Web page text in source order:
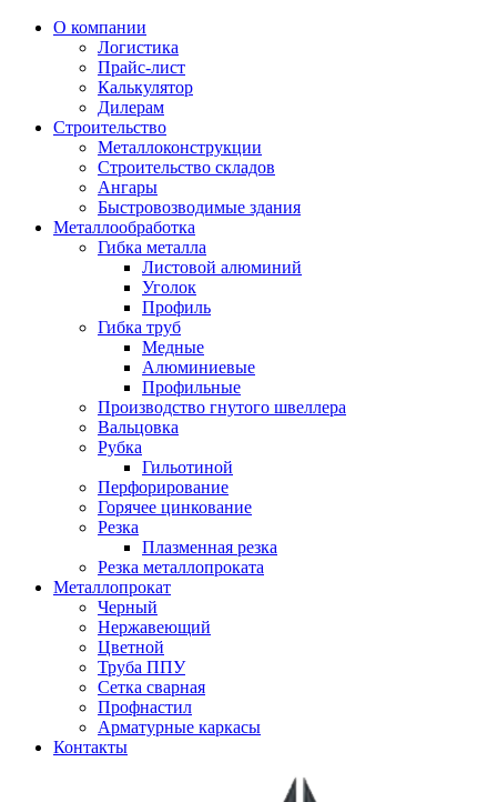
О компании
Логистика
Прайс-лист
Калькулятор
Дилерам
Строительство
Металлоконструкции
Строительство складов
Ангары
Быстровозводимые здания
Металлообработка
Гибка металла
Листовой алюминий
Уголок
Профиль
Гибка труб
Медные
Алюминиевые
Профильные
Производство гнутого швеллера
Вальцовка
Рубка
Гильотиной
Перфорирование
Горячее цинкование
Резка
Плазменная резка
Резка металлопроката
Металлопрокат
Черный
Нержавеющий
Цветной
Труба ППУ
Сетка сварная
Профнастил
Арматурные каркасы
Контакты